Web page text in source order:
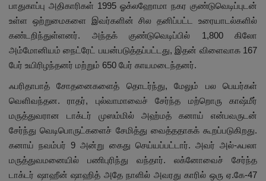
பாதுகாப்பு அதிகாரிகள் 1995 ஓக்லஹோமா நகர குண்டுவெடிப்புடன்
உள்ள ஒற்றுமைகளை இவர்களின் சில தனிப்பட்ட உரையாடல்களில்
கண்டறிந்துள்ளனர். அந்தக் குண்டுவெடிப்பில் 1,800 கிலோ
அம்மோனியம் நைட்ரேட் பயன்படுத்தப்பட்டது, இதன் விளைவாக 167
பேர் உயிரிழந்தனர் மற்றும் 650 பேர் காயமடைந்தனர்.
ஃபரிதாபாத் சோதனைகளைத் தொடர்ந்து, மேலும் பல பெயர்கள்
வெளிவந்தன. ராதர், புல்வாமாவைச் சேர்ந்த மற்றொரு காஷ்மீர்
மருத்துவரான டாக்டர் முஸம்மில் அஹ்மத் கனாய் என்பவருடன்
சேர்ந்து வெடிபொருட்களைச் சேமித்து வைத்ததாகக் கூறப்படுகிறது.
கனாய் நவம்பர் 9 அன்று கைது செய்யப்பட்டார். அவர் அல்-ஃபலா
மருத்துவமனையில் பணிபுரிந்து வந்தார். லக்னோவைச் சேர்ந்த
டாக்டர் ஷாஹீன் ஷாஹித் அதே நாளில் அவரது காரில் ஒரு ஏ.கே-47